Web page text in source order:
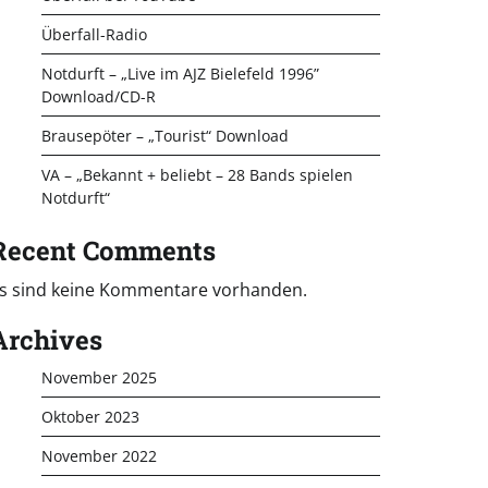
Überfall-Radio
Notdurft – „Live im AJZ Bielefeld 1996”
Download/CD-R
Brausepöter – „Tourist“ Download
VA – „Bekannt + beliebt – 28 Bands spielen
Notdurft“
Comments
sind keine Kommentare vorhanden.
November 2025
Oktober 2023
November 2022